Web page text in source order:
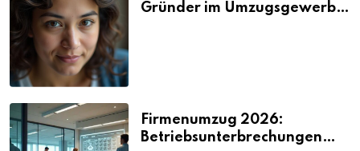
Gründer im Umzugsgewerbe
Firmenumzug 2026:
Betriebsunterbrechungen